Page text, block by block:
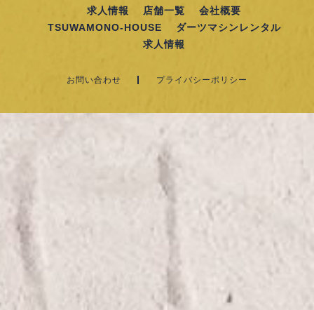
求人情報
店舗一覧
会社概要
TSUWAMONO-HOUSE
ダーツマシンレンタル
求人情報
お問い合わせ プライバシーポリシー